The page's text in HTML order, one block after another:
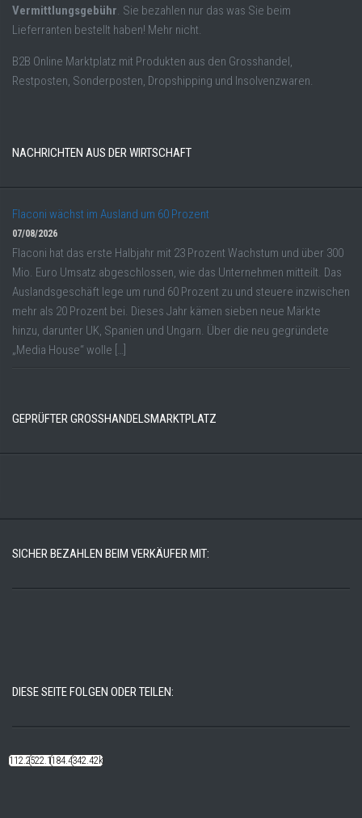
Vermittlungsgebühr. Sie bezahlen nur das was Sie beim
Lieferranten bestellt haben! Mehr nicht.
B2B Online Marktplatz mit Produkten aus den Grosshandel,
Restposten, Sonderposten, Dropshipping und Insolvenzwaren.
NACHRICHTEN AUS DER WIRTSCHAFT
Flaconi wächst im Ausland um 60 Prozent
07/08/2026
Flaconi hat das erste Halbjahr mit 23 Prozent Wachstum und über 300
Mio. Euro Umsatz abgeschlossen, wie das Unternehmen mitteilt. Das
Auslandsgeschäft lege um rund 60 Prozent zu und steuere inzwischen
mehr als 20 Prozent bei. Dieses Jahr kämen sieben neue Märkte
hinzu, darunter UK, Spanien und Ungarn. Über die neu gegründete
„Media House“ wolle […]
GEPRÜFTER GROSSHANDELSMARKTPLATZ
SICHER BEZAHLEN BEIM VERKÄUFER MIT:
DIESE SEITE FOLGEN ODER TEILEN:
112.22k522.14k184.48k342.42k